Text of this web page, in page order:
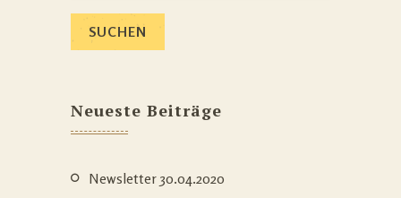
Neueste Beiträge
Newsletter 30.04.2020